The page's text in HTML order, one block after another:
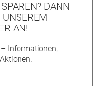
DANN
AN!
Informationen,